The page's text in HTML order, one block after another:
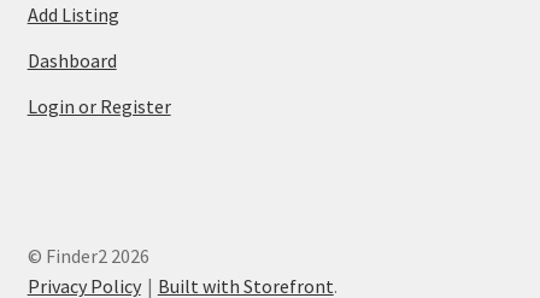
Add Listing
Dashboard
Login or Register
© Finder2 2026
Privacy Policy
Built with Storefront.